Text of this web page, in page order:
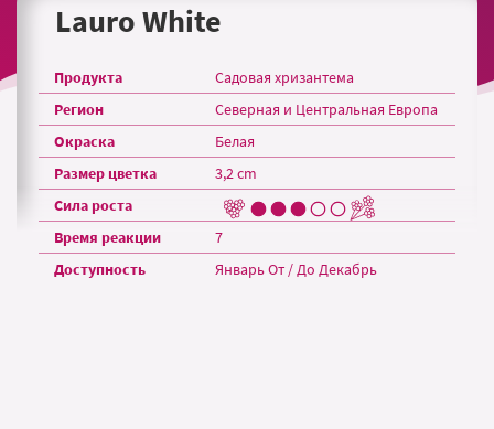
Lauro White
Продукта
Садовая хризантема
Регион
Северная и Центральная Европа
Окраска
Белая
Размер цветка
3,2 cm
Сила роста
Время реакции
7
Доступность
Январь От / До Декабрь